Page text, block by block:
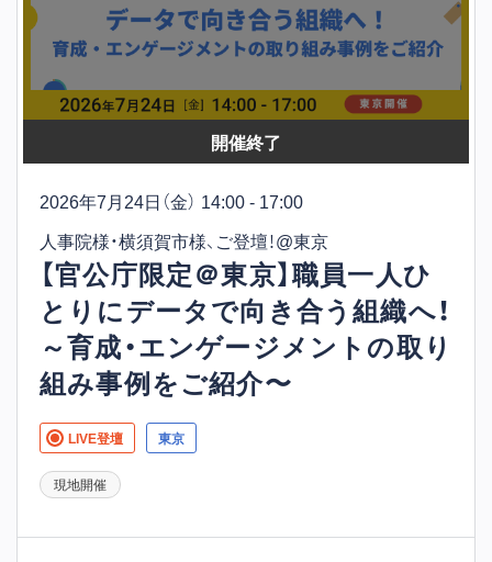
開催終了
2026年7月24日 （金） 14:00 - 17:00
人事院様・横須賀市様、ご登壇！@東京
【官公庁限定＠東京】職員一人ひ
とりにデータで向き合う組織へ！
～育成・エンゲージメントの取り
組み事例をご紹介〜
LIVE登壇 東京
現地開催